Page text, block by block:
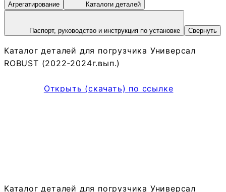
Агрегатирование Каталоги деталей
Паспорт, руководство и инструкция по установке Свернуть
Каталог деталей для погрузчика Универсал
ROBUST (2022‑2024г.вып.)
Открыть (скачать) по ссылке
Каталог деталей для погрузчика Универсал